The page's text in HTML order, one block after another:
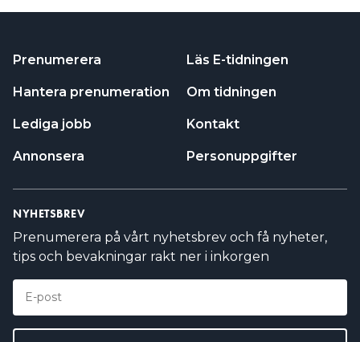
Prenumerera
Hantera prenumeration
Lediga jobb
Annonsera
Läs E-tidningen
Om tidningen
Kontakt
Personuppgifter
NYHETSBREV
Prenumerera på vårt nyhetsbrev och få nyheter,
tips och bevakningar rakt ner i inkorgen